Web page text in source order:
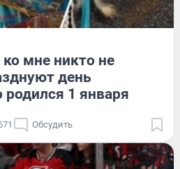
мне никто не
день
1 января
Обсудить